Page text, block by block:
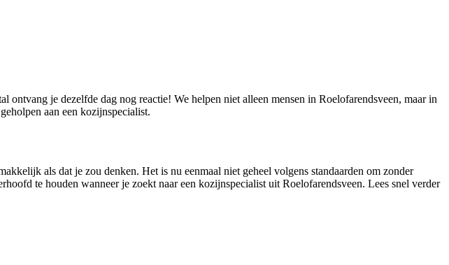
je dezelfde dag nog reactie! We helpen niet alleen mensen in Roelofarendsveen, maar in
aan een kozijnspecialist.
als dat je zou denken. Het is nu eenmaal niet geheel volgens standaarden om zonder
te houden wanneer je zoekt naar een kozijnspecialist uit Roelofarendsveen. Lees snel verder